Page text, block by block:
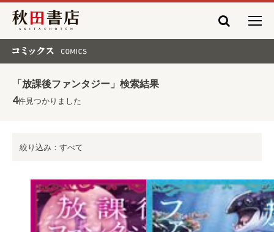
秋田書店
「放課後ファンタジー」検索結果
4件見つかりました
絞り込み：すべて